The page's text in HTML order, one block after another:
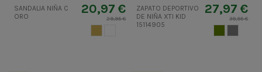
SANDALIA NIÑA C
ORO
20,97 €
29,95 €
ZAPATO DEPORTIVO
DE NIÑA XTI KID
15114905
27,97 €
39,95 €